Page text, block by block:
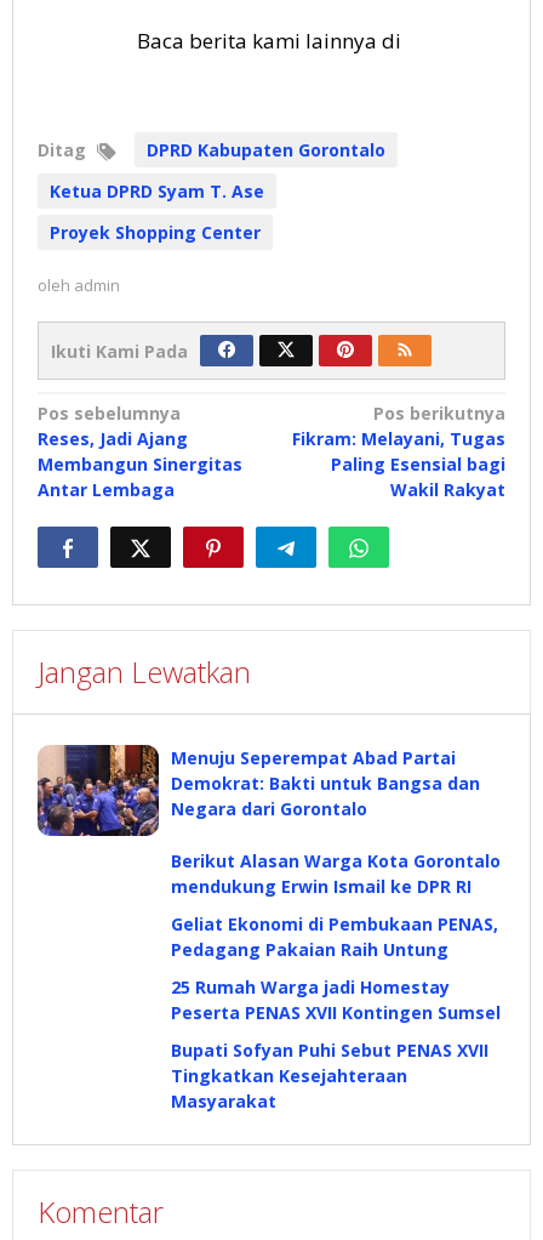
Baca berita kami lainnya di
Ditag
DPRD Kabupaten Gorontalo
Ketua DPRD Syam T. Ase
Proyek Shopping Center
oleh admin
Ikuti Kami Pada
Navigasi
pos
Pos sebelumnya
Reses, Jadi Ajang
Membangun Sinergitas
Antar Lembaga
Pos berikutnya
Fikram: Melayani, Tugas
Paling Esensial bagi
Wakil Rakyat
Jangan Lewatkan
Menuju Seperempat Abad Partai
Demokrat: Bakti untuk Bangsa dan
Negara dari Gorontalo
Berikut Alasan Warga Kota Gorontalo
mendukung Erwin Ismail ke DPR RI
Geliat Ekonomi di Pembukaan PENAS,
Pedagang Pakaian Raih Untung
25 Rumah Warga jadi Homestay
Peserta PENAS XVII Kontingen Sumsel
Bupati Sofyan Puhi Sebut PENAS XVII
Tingkatkan Kesejahteraan
Masyarakat
Komentar